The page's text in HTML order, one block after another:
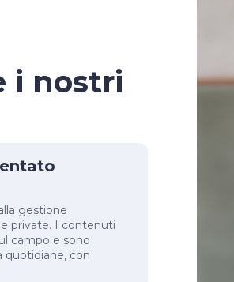
i nostri
gestione
private. I contenuti
campo e sono
quotidiane, con